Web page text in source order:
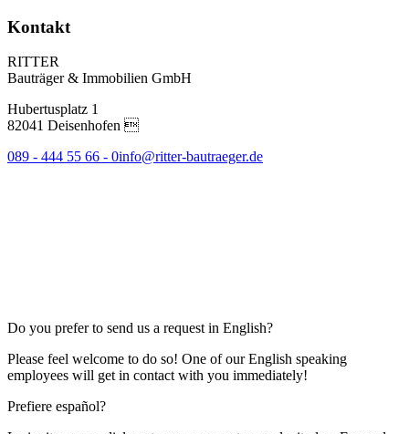
Kontakt
RITTER
Bauträger & Immobilien GmbH
Hubertusplatz 1
82041 Deisenhofen 
089 - 444 55 66 - 0info@ritter-bautraeger.de
Do you prefer to send us a request in English?
Please feel welcome to do so! One of our English speaking
employees will get in contact with you immediately!
Prefiere español?